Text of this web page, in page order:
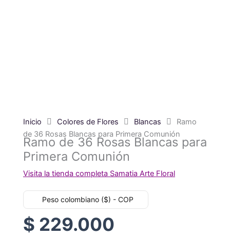
Inicio Colores de Flores Blancas
Ramo
de 36 Rosas Blancas para Primera Comunión
Ramo de 36 Rosas Blancas para
Primera Comunión
Visita la tienda completa Samatia Arte Floral
Peso colombiano ($) - COP
$ 229.000